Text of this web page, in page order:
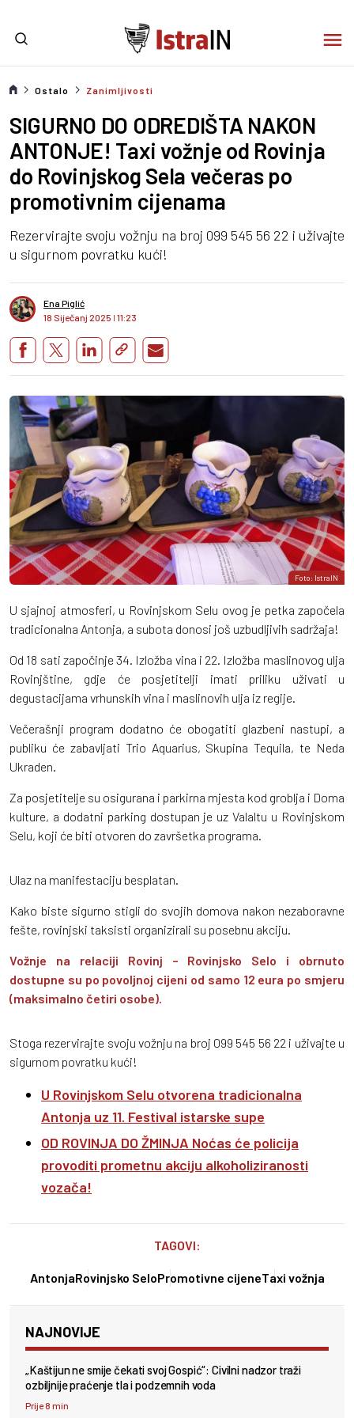
Ostalo Zanimljivosti
SIGURNO DO ODREDIŠTA NAKON
ANTONJE! Taxi vožnje od Rovinja
do Rovinjskog Sela večeras po
promotivnim cijenama
Rezervirajte svoju vožnju na broj 099 545 56 22 i uživajte
u sigurnom povratku kući!
Ena Piglić
18 Siječanj 2025 I 11:23
Foto: IstraIN
U sjajnoj atmosferi, u Rovinjskom Selu ovog je petka započela
tradicionalna Antonja, a subota donosi još uzbudljivih sadržaja!
Od 18 sati započinje 34. Izložba vina i 22. Izložba maslinovog ulja
Rovinjštine, gdje će posjetitelji imati priliku uživati u
degustacijama vrhunskih vina i maslinovih ulja iz regije.
Večerašnji program dodatno će obogatiti glazbeni nastupi, a
publiku će zabavljati Trio Aquarius, Skupina Tequila, te Neda
Ukraden.
Za posjetitelje su osigurana i parkirna mjesta kod groblja i Doma
kulture, a dodatni parking dostupan je uz Valaltu u Rovinjskom
Selu, koji će biti otvoren do završetka programa.
Ulaz na manifestaciju besplatan.
Kako biste sigurno stigli do svojih domova nakon nezaboravne
fešte, rovinjski taksisti organizirali su posebnu akciju.
Vožnje na relaciji Rovinj – Rovinjsko Selo i obrnuto
dostupne su po povoljnoj cijeni od samo 12 eura po smjeru
(maksimalno četiri osobe).
Stoga rezervirajte svoju vožnju na broj 099 545 56 22 i uživajte u
sigurnom povratku kući!
U Rovinjskom Selu otvorena tradicionalna
Antonja uz 11. Festival istarske supe
OD ROVINJA DO ŽMINJA Noćas će policija
provoditi prometnu akciju alkoholiziranosti
vozača!
TAGOVI:
AntonjaRovinjsko SeloPromotivne cijeneTaxi vožnja
NAJNOVIJE
„Kaštijun ne smije čekati svoj Gospić“: Civilni nadzor traži
ozbiljnije praćenje tla i podzemnih voda
Prije 8 min